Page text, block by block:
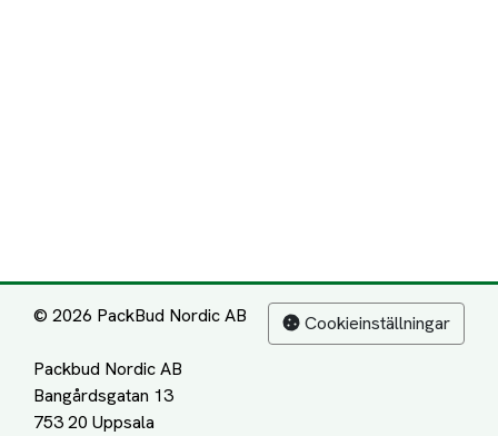
© 2026 PackBud Nordic AB
Packbud Nordic AB
Bangårdsgatan 13
753 20 Uppsala
Cookieinställningar